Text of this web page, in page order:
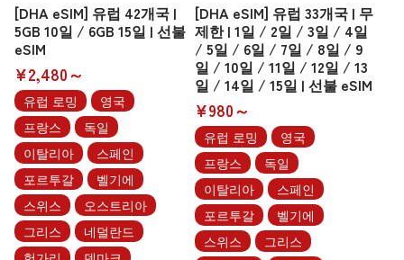
[DHA eSIM] 유럽 42개국 |
5GB 10일 / 6GB 15일 | 선불
eSIM
¥2,480～
유럽 로밍
영국
프랑스
독일
이탈리아
스페인
포르투갈
벨기에
스위스
오스트리아
그리스
네덜란드
[DHA eSIM] 유럽 33개국 | 무
제한 | 1일 / 2일 / 3일 / 4일
/ 5일 / 6일 / 7일 / 8일 / 9
일 / 10일 / 11일 / 12일 / 13
일 / 14일 / 15일 | 선불 eSIM
¥980～
유럽 로밍
영국
프랑스
독일
이탈리아
스페인
포르투갈
벨기에
스위스
그리스